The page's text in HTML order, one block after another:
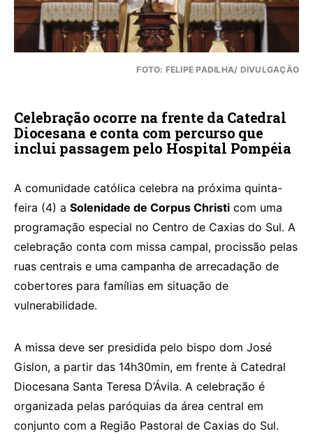
FOTO: FELIPE PADILHA/ DIVULGAÇÃO
Celebração ocorre na frente da Catedral
Diocesana e conta com percurso que
inclui passagem pelo Hospital Pompéia
A comunidade católica celebra na próxima quinta-
feira (4) a Solenidade de Corpus Christi com uma
programação especial no Centro de Caxias do Sul. A
celebração conta com missa campal, procissão pelas
ruas centrais e uma campanha de arrecadação de
cobertores para famílias em situação de
vulnerabilidade.
A missa deve ser presidida pelo bispo dom José
Gislon, a partir das 14h30min, em frente à Catedral
Diocesana Santa Teresa D’Ávila. A celebração é
organizada pelas paróquias da área central em
conjunto com a Região Pastoral de Caxias do Sul.